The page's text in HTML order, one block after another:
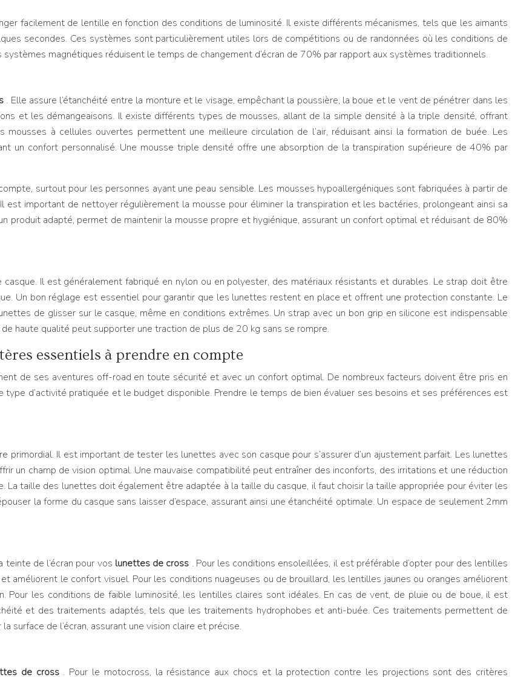
facilement de lentille en fonction des conditions de luminosité. Il existe différents mécanismes, tels que les aimants
secondes. Ces systèmes sont particulièrement utiles lors de compétitions ou de randonnées où les conditions de
magnétiques réduisent le temps de changement d’écran de 70% par rapport aux systèmes traditionnels.
. Elle assure l’étanchéité entre la monture et le visage, empêchant la poussière, la boue et le vent de pénétrer dans les
et les démangeaisons. Il existe différents types de mousses, allant de la simple densité à la triple densité, offrant
à cellules ouvertes permettent une meilleure circulation de l’air, réduisant ainsi la formation de buée. Les
un confort personnalisé. Une mousse triple densité offre une absorption de la transpiration supérieure de 40% par
surtout pour les personnes ayant une peau sensible. Les mousses hypoallergéniques sont fabriquées à partir de
est important de nettoyer régulièrement la mousse pour éliminer la transpiration et les bactéries, prolongeant ainsi sa
produit adapté, permet de maintenir la mousse propre et hygiénique, assurant un confort optimal et réduisant de 80%
casque. Il est généralement fabriqué en nylon ou en polyester, des matériaux résistants et durables. Le strap doit être
Un bon réglage est essentiel pour garantir que les lunettes restent en place et offrent une protection constante. Le
de glisser sur le casque, même en conditions extrêmes. Un strap avec un bon grip en silicone est indispensable
haute qualité peut supporter une traction de plus de 20 kg sans se rompre.
essentiels à prendre en compte
de ses aventures off-road en toute sécurité et avec un confort optimal. De nombreux facteurs doivent être pris en
type d’activité pratiquée et le budget disponible. Prendre le temps de bien évaluer ses besoins et ses préférences est
primordial. Il est important de tester les lunettes avec son casque pour s’assurer d’un ajustement parfait. Les lunettes
un champ de vision optimal. Une mauvaise compatibilité peut entraîner des inconforts, des irritations et une réduction
La taille des lunettes doit également être adaptée à la taille du casque, il faut choisir la taille appropriée pour éviter les
la forme du casque sans laisser d’espace, assurant ainsi une étanchéité optimale. Un espace de seulement 2mm
de l’écran pour vos lunettes de cross . Pour les conditions ensoleillées, il est préférable d’opter pour des lentilles
améliorent le confort visuel. Pour les conditions nuageuses ou de brouillard, les lentilles jaunes ou oranges améliorent
les conditions de faible luminosité, les lentilles claires sont idéales. En cas de vent, de pluie ou de boue, il est
et des traitements adaptés, tels que les traitements hydrophobes et anti-buée. Ces traitements permettent de
surface de l’écran, assurant une vision claire et précise.
de cross . Pour le motocross, la résistance aux chocs et la protection contre les projections sont des critères